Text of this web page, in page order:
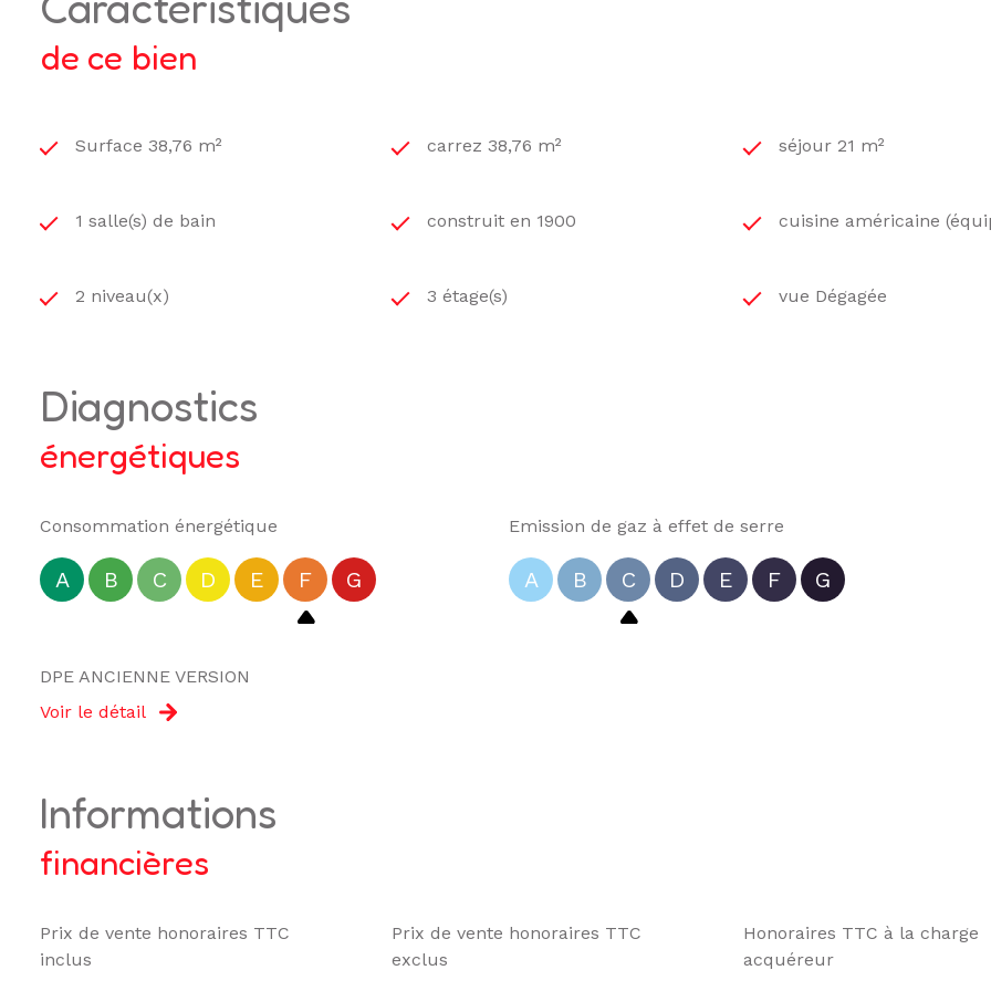
de ce bien
Surface 38,76 m² carrez 38,76 m² séjour 21 m²
1 salle(s) de bain construit en 1900 cuisine américaine
2 niveau(x) 3 étage(s) vue Dégagée
diagnostics
énergétiques
Consommation énergétique
A B C D E F G
Emission de gaz à effet de serre
A B C D E F G
DPE ANCIENNE VERSION
Voir le détail
informations
financières
Prix de vente honoraires TTC
inclus
Prix de vente honoraires TTC
exclus
Honoraires TTC à la charge
acquéreur